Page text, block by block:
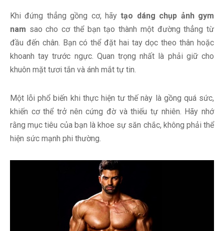
Khi đứng thẳng gồng cơ, hãytạo dáng chụp ảnh gym
nam sao cho cơ thể bạn tạo thành một đường thẳng từ
đầu đến chân. Bạn có thể đặt hai tay dọc theo thân hoặc
khoanh tay trước ngực. Quan trọng nhất là phải giữ cho
khuôn mặt tươi tắn và ánh mắt tự tin.
Một lỗi phổ biến khi thực hiện tư thế này là gồng quá sức,
khiến cơ thể trở nên cứng đờ và thiếu tự nhiên. Hãy nhớ
rằng mục tiêu của bạn là khoe sự săn chắc, không phải thể
hiện sức mạnh phi thường.